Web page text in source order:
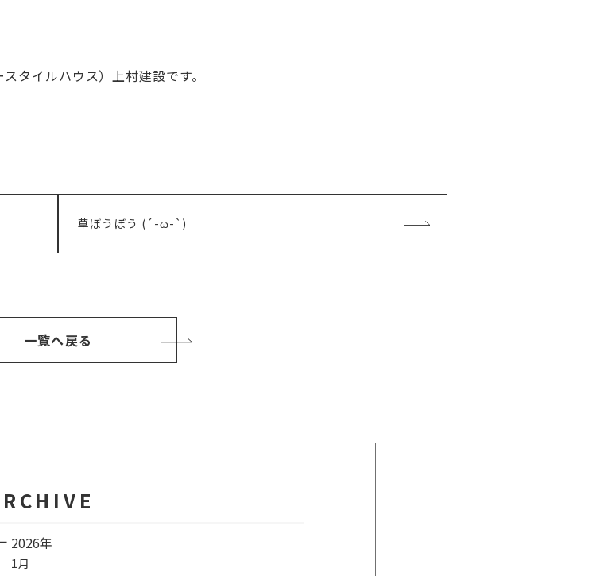
タイルハウス）上村建設です。
次
草ぼうぼう (´-ω-`)
一覧へ戻る
ARCHIVE
2026年
1月